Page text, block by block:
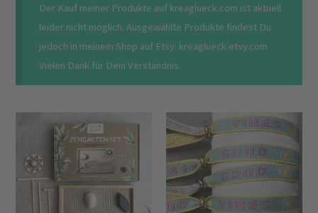
Der Kauf meiner Produkte auf kreaglueck.com ist aktuell
leider nicht möglich. Ausgewählte Produkte findest Du
jedoch in meinem Shop auf Etsy: kreaglueck.etsy.com
Vielen Dank für Dein Verständnis.